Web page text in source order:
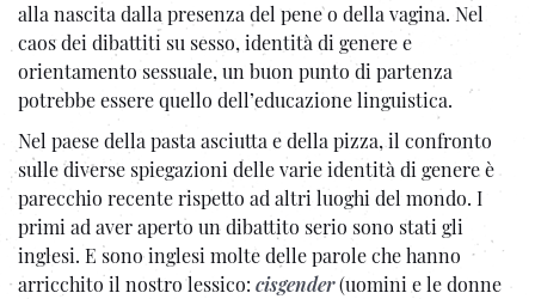
alla nascita dalla presenza del pene o della vagina. Nel
caos dei dibattiti su sesso, identità di genere e
orientamento sessuale, un buon punto di partenza
potrebbe essere quello dell’educazione linguistica.
Nel paese della pasta asciutta e della pizza, il confronto
sulle diverse spiegazioni delle varie identità di genere è
parecchio recente rispetto ad altri luoghi del mondo. I
primi ad aver aperto un dibattito serio sono stati gli
inglesi. E sono inglesi molte delle parole che hanno
arricchito il nostro lessico: cisgender(uomini e le donne